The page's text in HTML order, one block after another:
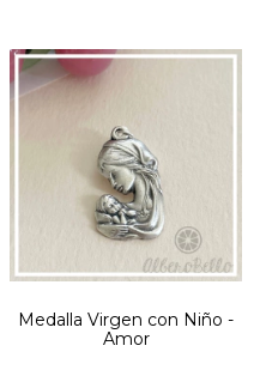
Medalla Virgen con Niño -
Amor